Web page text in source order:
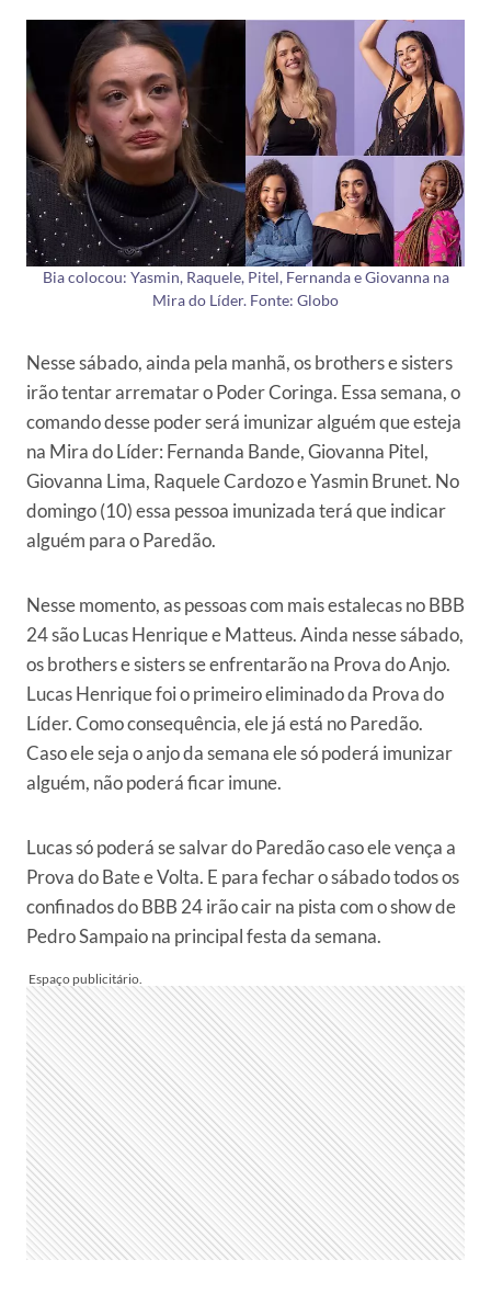
Bia colocou: Yasmin, Raquele, Pitel, Fernanda e Giovanna na
Mira do Líder. Fonte: Globo
Nesse sábado, ainda pela manhã, os brothers e sisters
irão tentar arrematar o Poder Coringa. Essa semana, o
comando desse poder será imunizar alguém que esteja
na Mira do Líder: Fernanda Bande, Giovanna Pitel,
Giovanna Lima, Raquele Cardozo e Yasmin Brunet. No
domingo (10) essa pessoa imunizada terá que indicar
alguém para o Paredão.
Nesse momento, as pessoas com mais estalecas no BBB
24 são Lucas Henrique e Matteus. Ainda nesse sábado,
os brothers e sisters se enfrentarão na Prova do Anjo.
Lucas Henrique foi o primeiro eliminado da Prova do
Líder. Como consequência, ele já está no Paredão.
Caso ele seja o anjo da semana ele só poderá imunizar
alguém, não poderá ficar imune.
Lucas só poderá se salvar do Paredão caso ele vença a
Prova do Bate e Volta. E para fechar o sábado todos os
confinados do BBB 24 irão cair na pista com o show de
Pedro Sampaio na principal festa da semana.